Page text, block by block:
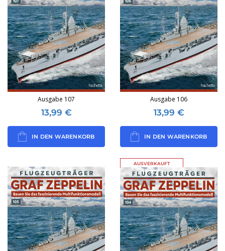
Ausgabe 107
13,99 €
IN DEN WARENKORB
Ausgabe 106
13,99 €
IN DEN WARENKORB
AUSVERKAUFT